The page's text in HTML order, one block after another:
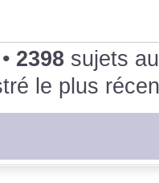
pas sur
m'aide à trouver un
cardiaque mais
2398 sujets
le plus